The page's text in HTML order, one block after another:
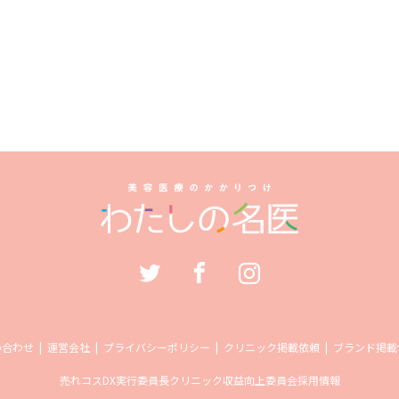
わせ 運営会社 プライバシーポリシー クリニック掲載依頼 ブランド掲
売れコスDX実行委員長クリニック収益向上委員会採用情報